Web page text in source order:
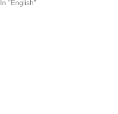
In "English"